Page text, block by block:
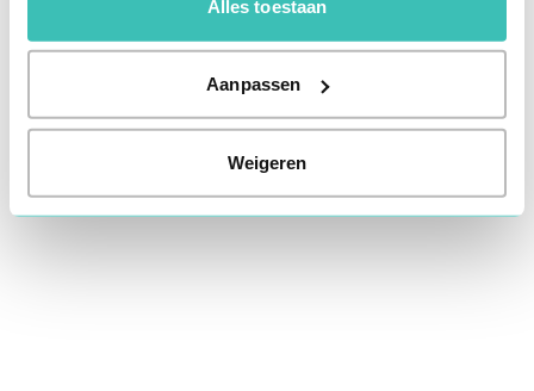
Alles toestaan
Aanpassen
Weigeren